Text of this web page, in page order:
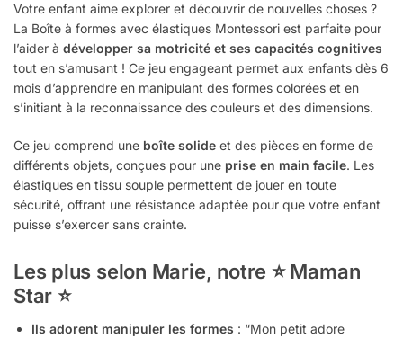
Votre enfant aime explorer et découvrir de nouvelles choses ?
La Boîte à formes avec élastiques Montessori est parfaite pour
l’aider à développer sa motricité et ses capacités cognitives
tout en s’amusant ! Ce jeu engageant permet aux enfants dès 6
mois d’apprendre en manipulant des formes colorées et en
s’initiant à la reconnaissance des couleurs et des dimensions.
Ce jeu comprend une boîte solide et des pièces en forme de
différents objets, conçues pour une prise en main facile. Les
élastiques en tissu souple permettent de jouer en toute
sécurité, offrant une résistance adaptée pour que votre enfant
puisse s’exercer sans crainte.
Les plus selon Marie, notre ⭐ Maman
Star ⭐
Ils adorent manipuler les formes : “Mon petit adore